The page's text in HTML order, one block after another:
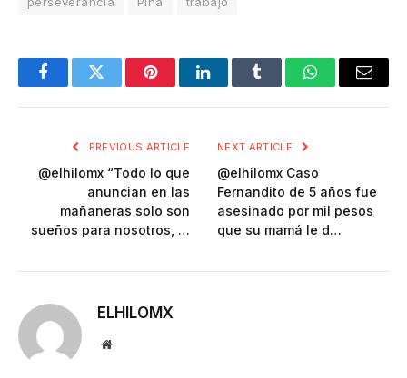
FacebookTwitter PinterestLinkedInTumblr WhatsAppEmail
PREVIOUS ARTICLE
@elhilomx “Todo lo que
anuncian en las
mañaneras solo son
sueños para nosotros, …
NEXT ARTICLE
@elhilomx Caso
Fernandito de 5 años fue
asesinado por mil pesos
que su mamá le d…
ELHILOMX
Website